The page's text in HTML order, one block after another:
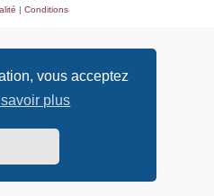
vous acceptez
plus
| Conditions